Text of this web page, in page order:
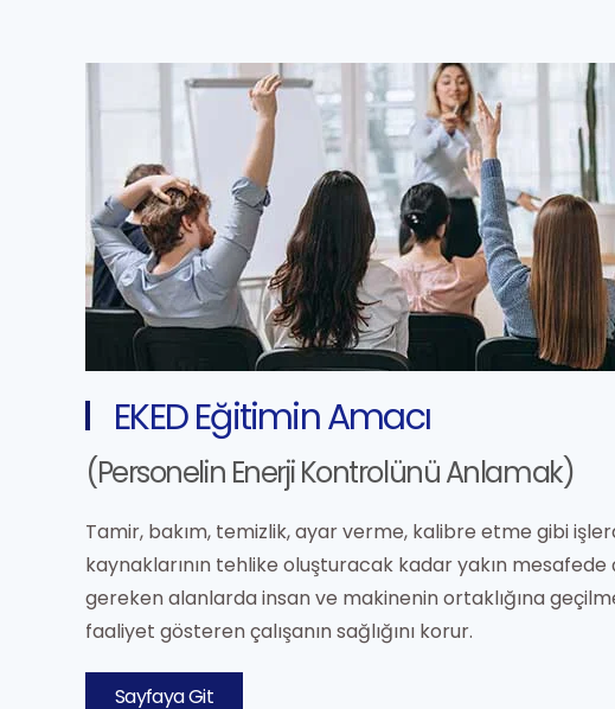
EKED Eğitimin Amacı
(Personelin Enerji Kontrolünü Anlamak)
Tamir, bakım, temizlik, ayar verme, kalibre etme gibi
kaynaklarının tehlike oluşturacak kadar yakın mesafede
gereken alanlarda insan ve makinenin ortaklığına
faaliyet gösteren çalışanın sağlığını korur.
Sayfaya Git